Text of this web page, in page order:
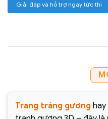
Giải đáp và hỗ trợ ngay tức thì
Trang tráng gương hay